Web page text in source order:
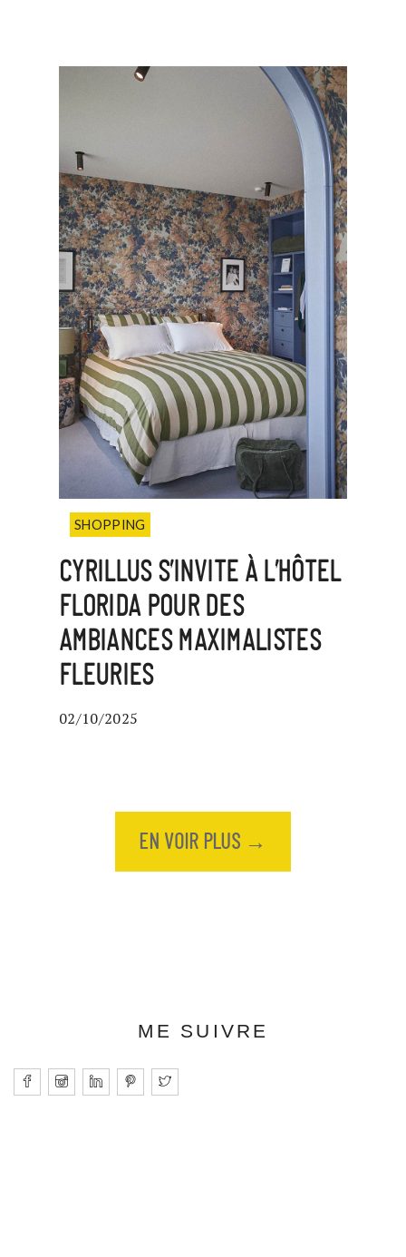
SHOPPING
CYRILLUS S’INVITE À L’HÔTEL
FLORIDA POUR DES
AMBIANCES MAXIMALISTES
FLEURIES
02/10/2025
EN VOIR PLUS →
ME SUIVRE